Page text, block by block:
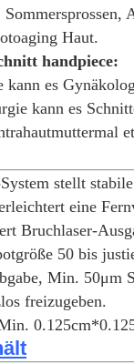
Haut.
handpiece:
es
kann es
stellt
eine
Bruchlaser-
50 bis
Min. 50μm
freizugeben.